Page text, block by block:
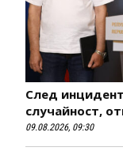
След
случайност,
09.08.2026, 09:30